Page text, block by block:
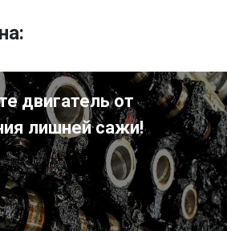
двигатель от
лишней сажи!